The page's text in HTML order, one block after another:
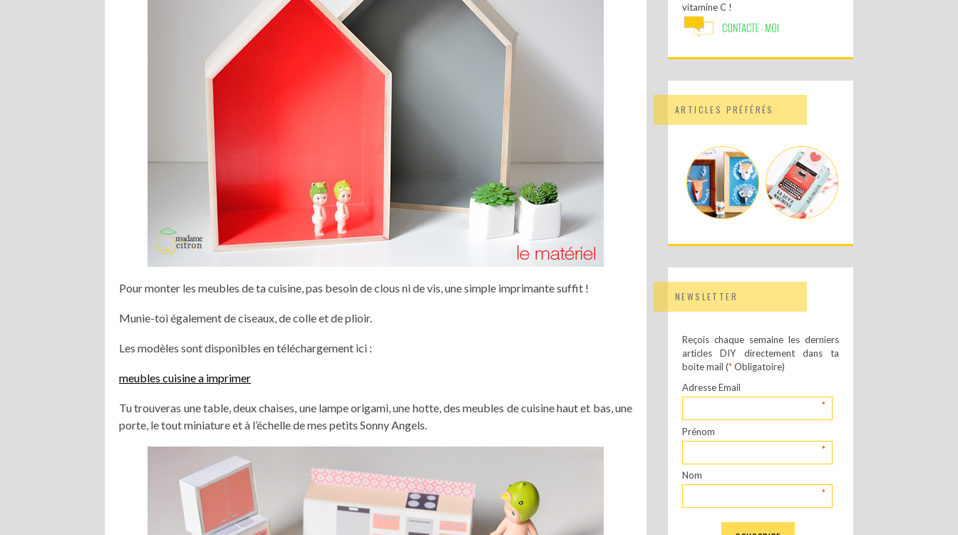
Pour monter les meubles de ta cuisine, pas besoin de clous ni de vis, une simple imprimante suffit !
Munie-toi également de ciseaux, de colle et de plioir.
Les modèles sont disponibles en téléchargement ici :
meubles cuisine a imprimer
Tu trouveras une table, deux chaises, une lampe origami, une hotte, des meubles de cuisine haut et bas, une
porte, le tout miniature et à l’échelle de mes petits Sonny Angels.
vitamine C !
ARTICLES PRÉFÉRÉS
NEWSLETTER
Reçois chaque semaine les derniers
articles DIY directement dans ta
boite mail (*Obligatoire)
Adresse Email
*
Prénom
*
Nom
*